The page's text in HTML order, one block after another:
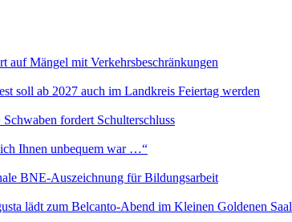
auf Mängel mit Verkehrsbeschränkungen
soll ab 2027 auch im Land­kreis Feier­tag werden
fordert Schulterschluss
ich Ihnen unbequem war …“
BNE-Auszeichnung für Bildungsarbeit
lädt zum Belcanto-Abend im Kleinen Goldenen Saal